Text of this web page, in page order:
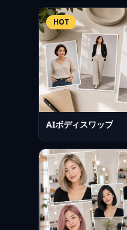
HOT
AIボディスワップ